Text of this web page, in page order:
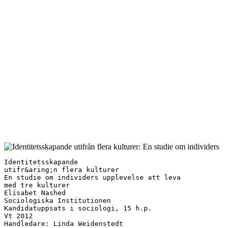
Identitetsskapande utifr&aring;n flera kulturer En studie om individers upplevelse att leva med tre kulturer Elisabet Nashed Sociologiska Institutionen Kandidatuppsats i sociologi, 15 h.p. Vt 2012 Handledare: Linda Weidenstedt Sammanfattning Fr&aring;gor om var man kommer ifr&aring;n &auml;r n&aring;got som ofta st&auml;lls i dagens samh&auml;lle. Syftet med denna studie &auml;r att unders&ouml;ka upplevelsen av att leva med tre olika kulturer. Hur individer med en annan etnisk bakgrund &auml;n den svenska upplever sin kulturella tillh&ouml;righet och formar sina/sin identitet. Jag vill studera hur mycket dessa individers hemmamilj&ouml;, samh&auml;llet samt deras v&auml;nner p&aring;verkar identitetsskapandet. &Auml;ven i vilka situationer de v&auml;ljer att vara och bete sig p&aring; ett visst s&auml;tt, samt vilka olika roller de eventuellt spelar i olika situationer. Detta &auml;r en sociologisk kvalitativ studie, med en fenomenologisk ansats som bygger p&aring; sju intervjuer med individer i &aring;ldrarna 25-40 som biologiskt har tv&aring; olika kulturella bakgrunder, och som lever i Sverige. Det finns flera tidigare studier som belyser olika faktorer i formandet av en individs identitet, s&aring; som etnicitet, kultur, spr&aring;ket och interaktion med andra individer. De teoretiker jag har valt att anv&auml;nda i denna kvalitativa studie &auml;r Goffman, och Berger &amp; Luckmann. D&aring; dessa teoretiker behandlar identitetsskapandet, n&aring;got som passar min studie. Intervjuerna har kodats efter valda teorier och begrepp. Resultatet visar att faktorer som etnicitet, kultur och olika roller i skilda sammanhang p&aring;verkar en individs identitetsskapande. Respondenterna bed&ouml;mer sig sj&auml;lva utifr&aring;n hur de upplever att andra m&auml;nniskor bed&ouml;mer dem. Slutsatsen i denna studie visar att respondenterna har sv&aring;rt att identifiera sig som svenskar. Deras identitetsskapande skiljer sig &aring;t beroende p&aring; k&auml;nslan av upplevd tillh&ouml;righet, i olika roll framtr&auml;danden i interaktion och m&ouml;ten med andra m&auml;nniskor. Nyckelord Identitet, etnicitet, kultur, interaktion, sociala relationer, sociala roller, socialisationsprocess, tillh&ouml;righet, beteende Inneh&aring;llsf&ouml;rteckning 1. Inledning ............................................................................ 1 1.1 Disposition ..................................................................................... 2 2. Syfte .................................................................................. 2 2.1 Fr&aring;gest&auml;llningar ............................................................................. 2 2.2 Avgr&auml;nsningar ................................................................................ 2 3. Tidigare forskning .................................................................. 3 4. Teoretiska begrepp ................................................................ 6 4.1 Identitet ............................................................................................ 6 4.2 Etnicitet ............................................................................................. 7 4.3 Kultur ................................................................................................ 9 5. Teori .................................................................................... 9 5.1 Goffman .......................................................................................... 10 5.2 Berger och Luckmanns Kunskapssociologi och Giddens definition av socialisation .......................................................................................... 11 6. Metod .................................................................................. 12 6.1 Datainsamling ................................................................................. 14 6.2 Urval ............................................................................................... 15 6.3 Etiska &ouml;verv&auml;ganden ....................................................................... 15 6.4 Reliabilitet och Validitet .................................................................. 16 6.4.1 Reliabilitet ................................................................................ 16 6.4.2 Validitet .................................................................................... 17 7. Analys ................................................................................. 17 7.1 Identitet .......................................................................................... 17 7.2 Etnicitet ........................................................................................... 21 7.3 Kultur .............................................................................................. 26 7.4 Resultat ........................................................................................... 28 8. Diskussion............................................................................ 30 Referenser ............................................................................... 32 Bilaga: Intervjuguide................................................................. 34 1. Inledning Anledningen till att jag har valt att g&ouml;ra en studie om individers identitetskapande utifr&aring;n tre olika kulturer &auml;r f&ouml;r att studera om upplevelsen av att leva inom dessa kan skapa fr&aring;gor hos individer, exempelvis fr&aring;gor kring tillh&ouml;righet, vem man vill vara och i vissa fall &auml;ven vem man b&ouml;r vara. Ifall man har ett dubbelt kulturarv och dessutom lever i en tredje kultur, hur p&aring;verkar det ens identitetsskapande i olika situationer? Kan ett liv mellan tre kulturer skapa olika identiteter? Fr&aring;gor om var man kommer ifr&aring;n &auml;r n&aring;got som ofta st&auml;lls i dagens samh&auml;lle. Hur p&aring;verkar flera kulturella tillh&ouml;righeter en individs identitetsskapande, n&auml;r man lever i den svenska kulturen? Finns det grund till att tro att en individs tillh&ouml;righetsk&auml;nsla till ett av sina kulturarv kan vara starkare beroende p&aring; situationen i m&ouml;tet med vissa individer? Kan detta leda till att man beter sig som man tror att det f&ouml;rv&auml;ntas av en. &Auml;r identitetsskapandet n&aring;got kontinuerligt eller i st&auml;ndig f&ouml;r&auml;ndring beroende p&aring; situation? I vissa fall kanske individer vill leva upp till olika f&ouml;rv&auml;ntningar fr&aring;n familj sl&auml;kt och v&auml;nner, &auml;ndras d&aring; beteendet efter olika situationer eller har man en fast grund som man lever och agerar efter? Kan en individ som lever i flera olika kulturer ocks&aring; ha flera olika identiteter som &auml;r beroende av k&auml;nslan av tillh&ouml;righet och situation? Anledningen till att jag finner detta &auml;mne intressant och har valt att g&ouml;ra en studie om identitetsskapande utifr&aring;n flera kulturer &auml;r f&ouml;r att jag upplever att det b&ouml;rjar bli allt vanligare med kulturella blandningar hos individer i dagens samh&auml;lle, fr&aring;gan &auml;r d&aring; om det &auml;ven blir allt vanligare att m&auml;nniskor antingen inte vet vad de upplever sig tillh&ouml;ra, eller anser de sig vara just en blandning? K&auml;nner man sig annorlunda d&aring; man kanske har v&auml;rderingar hemifr&aring;n som inte speglas i det svenska samh&auml;llet och upplever de sig vara svenska, trots att samh&auml;llet kanske inte g&ouml;r det? D&aring; jag sj&auml;lv har f&ouml;r&auml;ldrar fr&aring;n tv&aring; olika kulturer och &auml;r f&ouml;dd och uppvuxen i en tredje kultur, Sverige, &auml;r detta fr&aring;gor jag finner intressesanta och vill d&auml;rf&ouml;r unders&ouml;ka andras upplevelser av att leva inom flera kulturer. 1 1.1 Disposition Uppsatsen &auml;r disponerad p&aring; s&aring; s&auml;tt att efter ovanst&aring;ende inledning behandlas uppsatsens syfte, fr&aring;gest&auml;llningar och avgr&auml;nsning. D&auml;refter g&aring;r det vidare in p&aring; tidigare forskning f&ouml;r att ge en &ouml;verblick inom valt omr&aring;de, samt f&ouml;r att ge m&ouml;jlighet att skapa en st&ouml;rre f&ouml;rst&aring;else och kunskap inom &auml;mnet och studiens syfte. N&auml;sta del behandlar de teoretiska begrepp som kommer att behandlas i uppsatsen. Vidare kommer en teoridel som redog&ouml;r f&ouml;r valda teorier att utg&aring; ifr&aring;n i denna studie. Sedan kommer en metoddel som beskriver tillv&auml;gag&aring;ngss&auml;ttet och val av metod i denna studie. Vidare redovisas analysen av det empiriska materialet och resultatet av studien, f&ouml;r att slutligen ha en avslutande diskussionsdel. 2. Syfte Syftet med denna studie &auml;r att unders&ouml;ka upplevelsen av att leva med tre olika kulturer. Jag vill unders&ouml;ka hur individer som bor i Sverige, med tv&aring; andra etniska bakgrunder &auml;n den svenska upplever sin kulturella tillh&ouml;righet och formar sina/sin identitet. Syftet &auml;r att studera hur mycket dessa individers hemmamilj&ouml;, samh&auml;llet samt deras v&auml;nner p&aring;verkar identitetsskapandet. &Auml;ven i vilka situationer de v&auml;ljer att vara och bete sig p&aring; ett visst s&auml;tt och vilka olika roller de eventuellt spelar i olika situationer. 2.1 Fr&aring;gest&auml;llningar Hur ser individer som lever med tre olika kulturer p&aring; identitet, tillh&ouml;righet och kultur? Hur kan flera kulturella tillh&ouml;righeter p&aring;verka en individs identitetsskapande? Hur mycket p&aring;verkas beteendet i olika situationer? Har de olika roller? 2.2 Avgr&auml;nsningar Jag har valt att begr&auml;nsa studien och inte se till k&ouml;nsidentitet och genusidentitet, n&aring;got som i ett stort antal studier p&aring;verkar en individs identitetsskapande, men d&aring; jag i min studie s&ouml;ker svar p&aring; upplevelser av att leva i tre olika kulturer har jag valt att enbart fokusera p&aring; detta och se bortom k&ouml;nsidentiteten, det hade g&aring;tt utanf&ouml;r ramarna i